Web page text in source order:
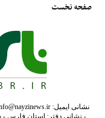
صفحه نخست
- نشانی دفتر: استان فارس -